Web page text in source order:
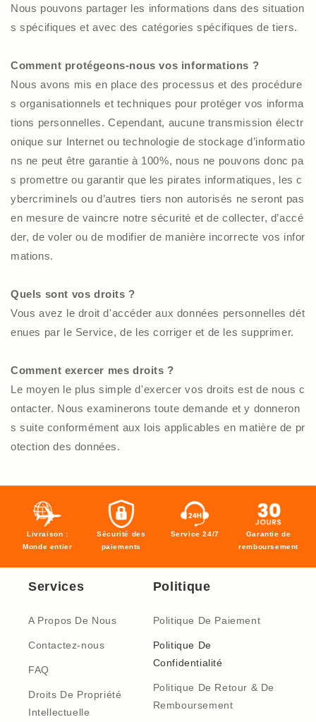
Nous pouvons partager les informations dans des situation
s spécifiques et avec des catégories spécifiques de tiers.
Comment protégeons-nous vos informations ?
Nous avons mis en place des processus et des procédure
s organisationnels et techniques pour protéger vos informa
tions personnelles. Cependant, aucune transmission électr
onique sur Internet ou technologie de stockage d’informatio
ns ne peut être garantie à 100%, nous ne pouvons donc pa
s promettre ou garantir que les pirates informatiques, les c
ybercriminels ou d’autres tiers non autorisés ne seront pas
en mesure de vaincre notre sécurité et de collecter, d’accé
der, de voler ou de modifier de manière incorrecte vos infor
mations.
Quels sont vos droits ?
Vous avez le droit d'accéder aux données personnelles dét
enues par le Service, de les corriger et de les supprimer.
Comment exercer mes droits ?
Le moyen le plus simple d'exercer vos droits est de nous c
ontacter. Nous examinerons toute demande et y donneron
s suite conformément aux lois applicables en matière de pr
otection des données.
Livraison :
Monde entier
Sécurité des
paiements
Service 24/7
Garantie de
remboursement
Services
A Propos De Nous
Contactez-nous
FAQ
Droits De Propriété
Intellectuelle
Politique
Politique De Paiement
Politique De
Confidentialité
Politique De Retour & De
Remboursement